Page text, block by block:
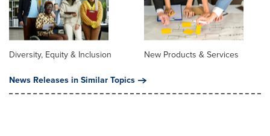
Diversity, Equity & Inclusion
New Products & Services
News Releases in Similar Topics